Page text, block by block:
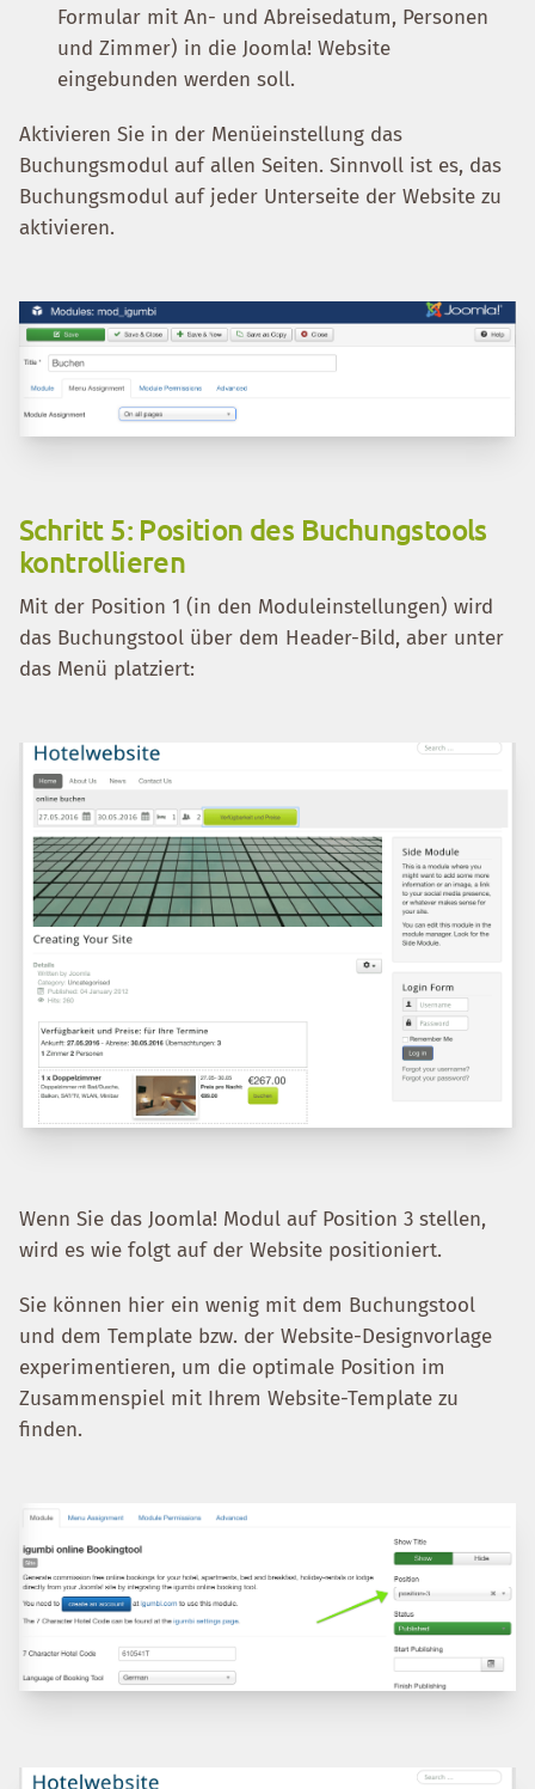
Formular mit An- und Abreisedatum, Personen
und Zimmer) in die Joomla! Website
eingebunden werden soll.
Aktivieren Sie in der Menüeinstellung das
Buchungsmodul auf allen Seiten. Sinnvoll ist es, das
Buchungsmodul auf jeder Unterseite der Website zu
aktivieren.
Schritt 5: Position des Buchungstools
kontrollieren
Mit der Position 1 (in den Moduleinstellungen) wird
das Buchungstool über dem Header-Bild, aber unter
das Menü platziert:
Wenn Sie das Joomla! Modul auf Position 3 stellen,
wird es wie folgt auf der Website positioniert.
Sie können hier ein wenig mit dem Buchungstool
und dem Template bzw. der Website-Designvorlage
experimentieren, um die optimale Position im
Zusammenspiel mit Ihrem Website-Template zu
finden.